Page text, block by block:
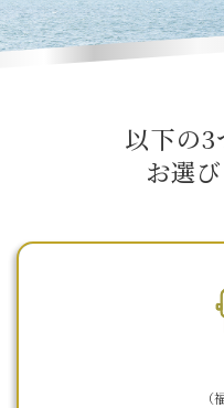
以下の3
お選
（